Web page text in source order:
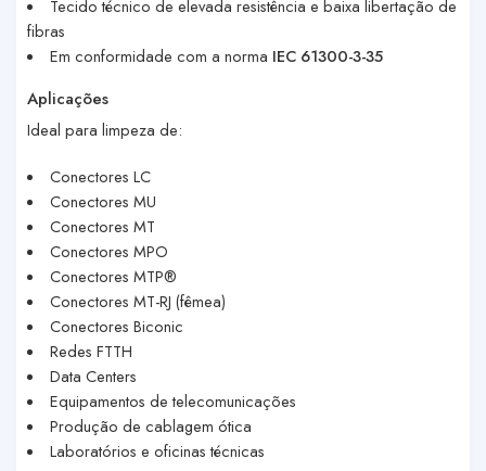
Tecido técnico de elevada resistência e baixa libertação de
fibras
Em conformidade com a norma IEC 61300-3-35
Aplicações
Ideal para limpeza de:
Conectores LC
Conectores MU
Conectores MT
Conectores MPO
Conectores MTP®
Conectores MT-RJ (fêmea)
Conectores Biconic
Redes FTTH
Data Centers
Equipamentos de telecomunicações
Produção de cablagem ótica
Laboratórios e oficinas técnicas